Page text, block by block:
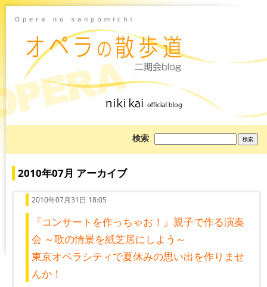
検索
を
2010年07月 アーカイブ
2010年07月31日 18:05
『コンサートを作っちゃお！』親子で作る演奏
会 ～歌の情景を紙芝居にしよう～
東京オペラシティで夏休みの思い出を作りませ
んか！